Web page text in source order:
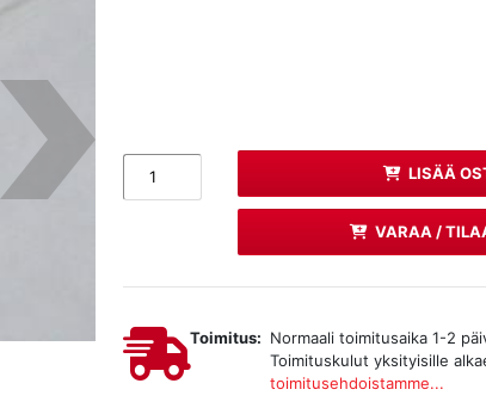
LISÄÄ
VARAA /
Toimitus: Normaali toimitusaika 1-2
Toimituskulut yksityisille
toimitusehdoistamme...